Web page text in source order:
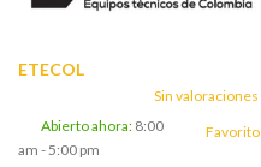
ETECOL
Sin valoraciones
Favorito
Abierto ahora: 8:00
am - 5:00 pm